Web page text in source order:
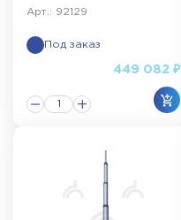
Арт.: 92129
Под заказ
449 082 ₽